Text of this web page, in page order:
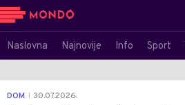
Naslovna Najnovije Info Sport
DOM 30.07.2026.